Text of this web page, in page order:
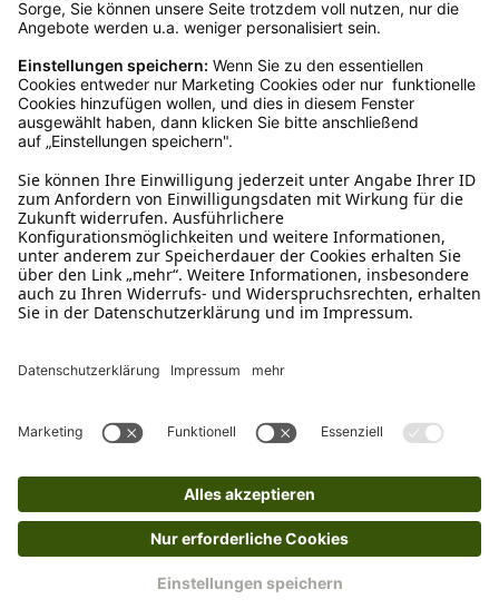
Kundenservice
Mo – Fr 9 – 17 Uhr, Sa 9 – 13 Uhr
Ruf uns an
04942-60 64 080
Schreibe uns
+49 1520 8997191
Tritt unserem Newsletter bei